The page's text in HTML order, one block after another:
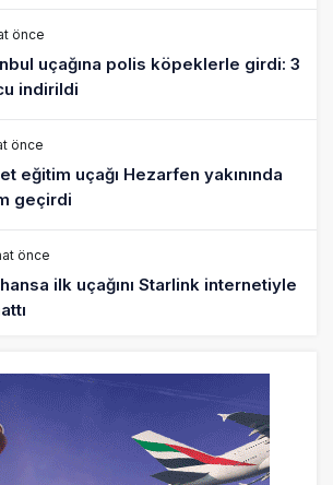
önce
uçağına polis köpeklerle girdi: 3
indirildi
önce
eğitim uçağı Hezarfen yakınında
geçirdi
önce
ilk uçağını Starlink internetiyle
Uçağına Polis Müdahalesi
önce